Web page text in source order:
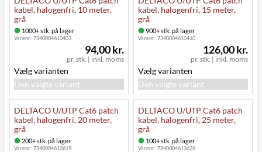
kabel, halogenfri, 10 meter,
grå
1000+ stk. på lager
Varenr.:7340004610403
pr. stk. | inkl. moms
94,00 kr.
Vælg varianten
Den valgte variant
kabel, halogenfri, 15 meter,
grå
900+ stk. på lager
Varenr.:7340004610410
pr. stk. | inkl. moms
126,00 kr.
Vælg varianten
Den valgte variant
DELTACO U/UTP Cat6 patch
kabel, halogenfri, 20 meter,
grå
200+ stk. på lager
Varenr.:7340004613619
DELTACO U/UTP Cat6 patch
kabel, halogenfri, 25 meter,
grå
100+ stk. på lager
Varenr.:7340004613626